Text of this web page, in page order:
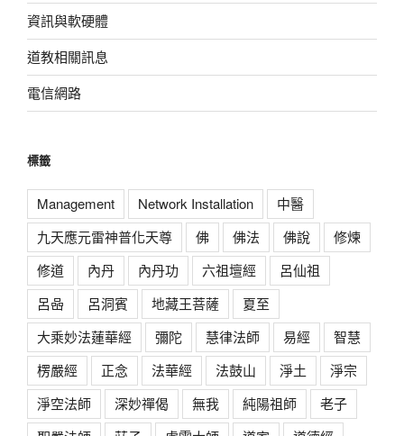
資訊與軟硬體
道教相關訊息
電信網路
標籤
Management Network Installation
中醫
九天應元雷神普化天尊
佛 佛法 佛說
修煉
修道
內丹 內丹功 六祖壇經
呂仙祖
呂喦
呂洞賓 地藏王菩薩
夏至
大乘妙法蓮華經
彌陀 慧律法師 易經
智慧
楞嚴經
正念 法華經 法鼓山 淨土
淨宗
淨空法師
深妙禪偈 無我 純陽祖師
老子